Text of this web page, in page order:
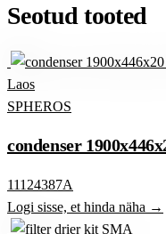
Seotud tooted
Laos
SPHEROS
condenser
11124387A
Logi sisse, et hinda näha →